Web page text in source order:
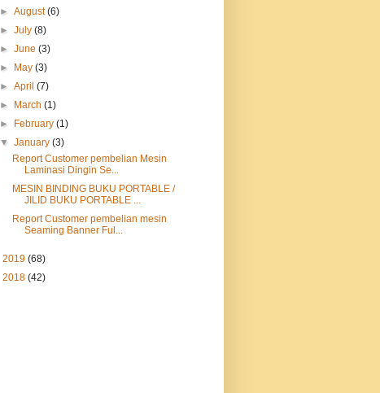
►August(6)
►July(8)
►June(3)
►
May(3)
►April(7)
►
March(1)
►
February(1)
▼January(3)
Report Customer pembelian Mesin
Laminasi Dingin Se...
MESIN BINDING BUKU PORTABLE /
JILID BUKU PORTABLE ...
Report Customer pembelian mesin
Seaming Banner Ful...
2019 (68)
2018 (42)